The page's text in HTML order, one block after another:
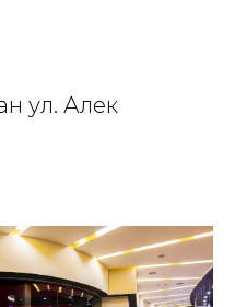
ул. Алек